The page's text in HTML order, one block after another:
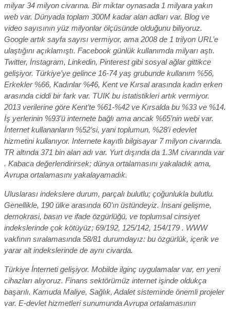
milyar 34 milyon civarına. Bir miktar oynasada 1 milyara yakın
web var. Dünyada toplam 300M kadar alan adları var. Blog ve
video sayısının yüz milyonlar ölçüsünde olduğunu biliyoruz.
Google artık sayfa sayısı vermiyor, ama 2008 de 1 trilyon URL’e
ulaştığını açıklamıştı. Facebook günlük kullanımda milyarı aştı.
Twitter, İnstagram, Linkedin, Pinterest gibi sosyal ağlar gittikce
gelişiyor. Türkiye’ye gelince 16-74 yaş grubunde kullanım %56,
Erkekler %66, Kadınlar %46, Kent ve Kırsal arasında kadın erken
arasında ciddi bir fark var. TUIK bu istatistikleri artık vermiyor.
2013 verilerine göre Kent’te %61-%42 ve Kırsalda bu %33 ve %14.
İş yerlerinin %93’ü internete bağlı ama ancak %65’nin webi var.
İnternet kullananların %52’si, yani toplumun, %28’i edevlet
hizmetini kullanıyor. Internete kayıtlı bilgisayar 7 milyon civarında.
TR altında 371 bin alan adı var. Yurt dışında da 1.3M civarında var
. Kabaca değerlendirirsek; dünya ortalamasını yakaladık ama,
Avrupa ortalamasını yakalayamadık.
Uluslarası indekslere durum, parçalı bulutlu; çoğunlukla bulutlu.
Genellikle, 190 ülke arasında 60’ın üstündeyiz. İnsani gelişme,
demokrasi, basın ve ifade özgürlüğü, ve toplumsal cinsiyet
indekslerinde çok kötüyüz; 69/192, 125/142, 154/179 . WWW
vakfının sıralamasında 58/81 durumdayız: bu özgürlük, içerik ve
yarar alt indekslerinde de aynı civarda.
Türkiye İnterneti gelişiyor. Mobilde ilginç uygulamalar var, en yeni
cihazları alıyoruz. Finans sektörümüz internet işinde oldukça
başarılı. Kamuda Maliye, Sağlık, Adalet sisteminde önemli projeler
var. E-devlet hizmetleri sunumunda Avrupa ortalamasının